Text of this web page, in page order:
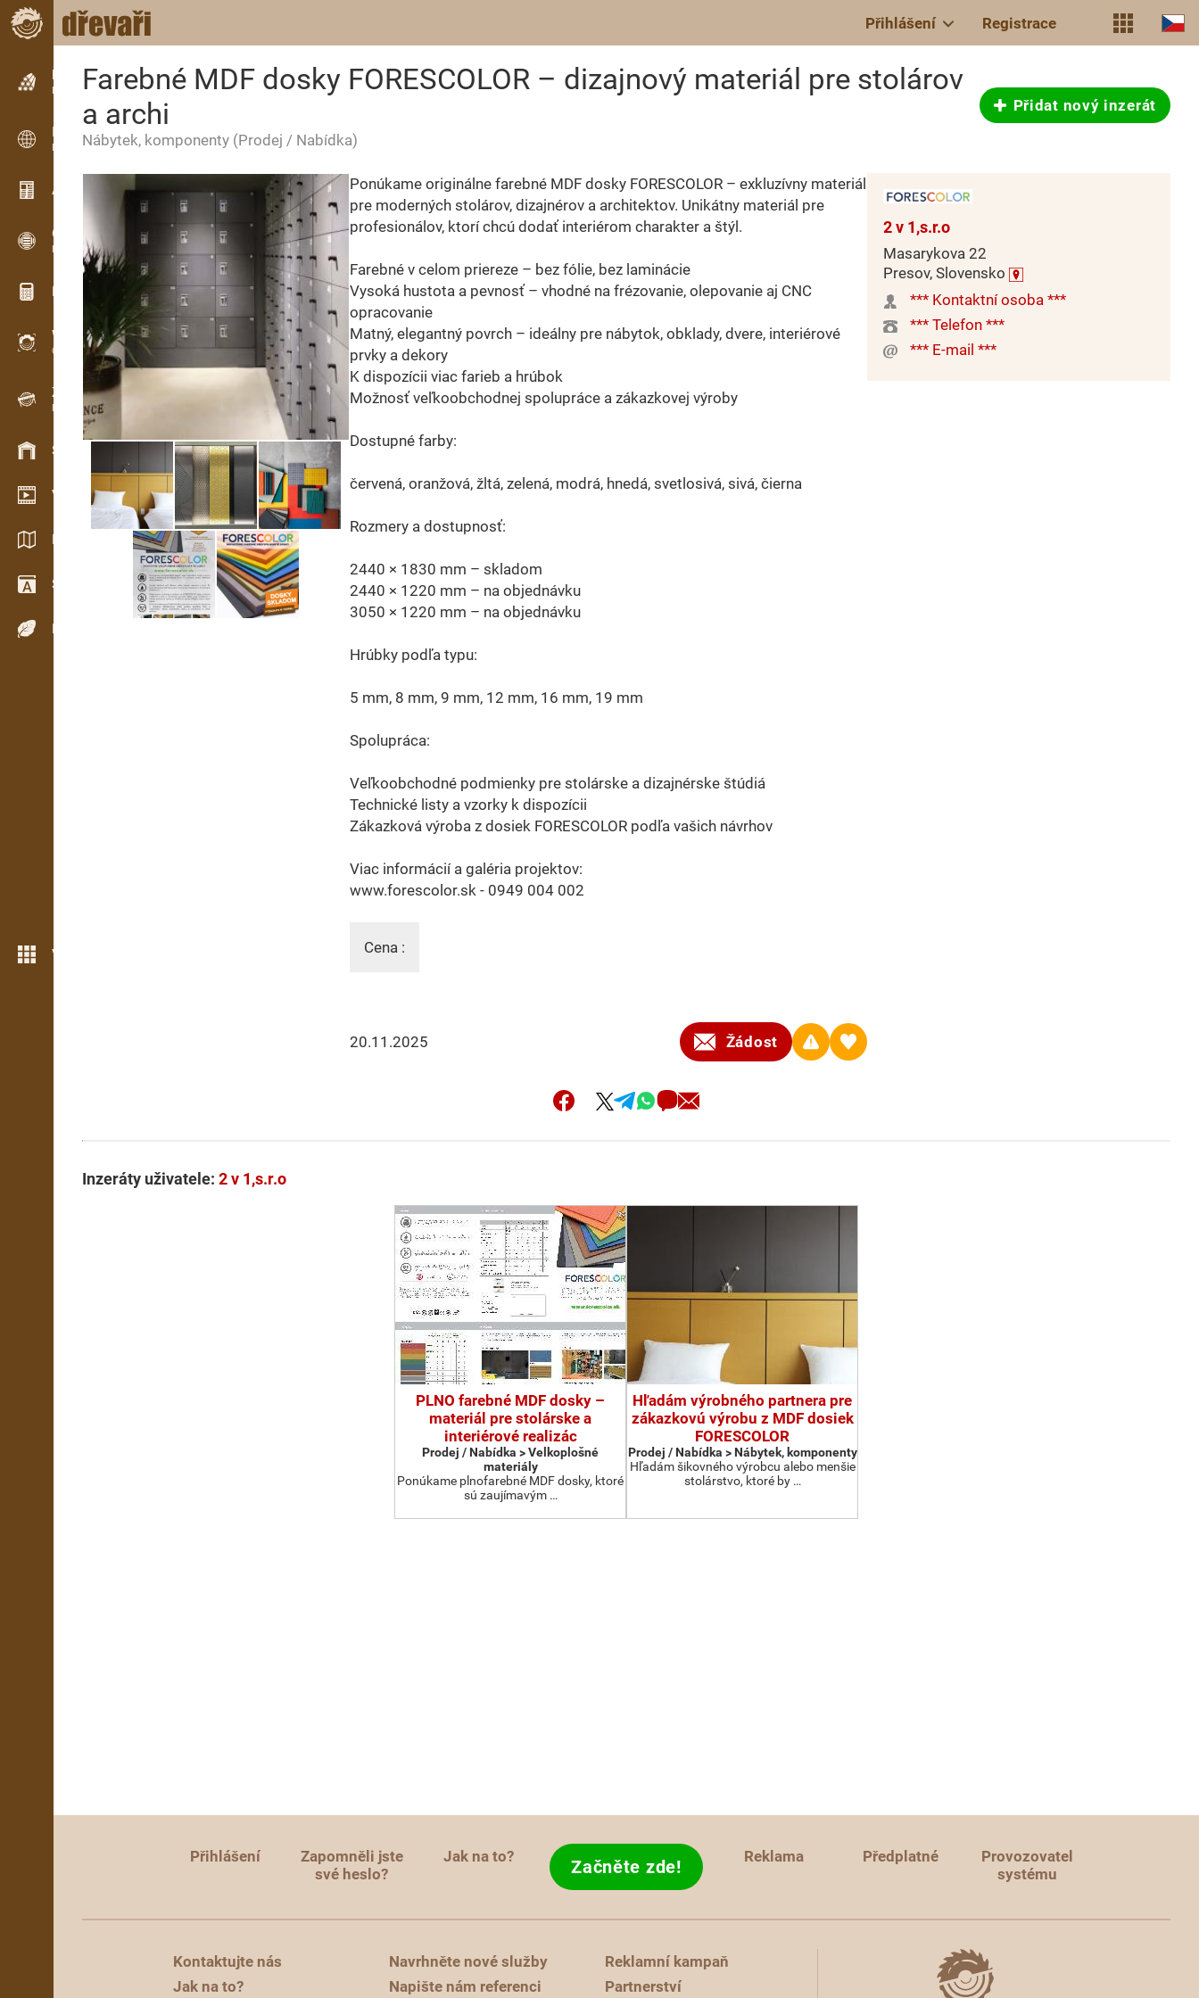
Přihlášení Registrace
Inzerce
Řádková inzerce
Inzerce
Mezinárodní inzerce
Aktuality / Články
OPTI-TIMB
Pořezová schémata
Dřevařské kalkulačky
WoodProfi
Objem dřeva s AI
Záznamník
Evidence dřeva v terénu
Skladové hospodářství
Video showroom
Katalogy / Brožury
Slovník
Dřeviny
Více možností
Farebné MDF dosky FORESCOLOR – dizajnový materiál pre stolárov
a archi
Nábytek, komponenty (Prodej / Nabídka)
Přidat nový inzerát
Ponúkame originálne farebné MDF dosky FORESCOLOR – exkluzívny materiál
pre moderných stolárov, dizajnérov a architektov. Unikátny materiál pre
profesionálov, ktorí chcú dodať interiérom charakter a štýl.
Farebné v celom priereze – bez fólie, bez laminácie
Vysoká hustota a pevnosť – vhodné na frézovanie, olepovanie aj CNC
opracovanie
Matný, elegantný povrch – ideálny pre nábytok, obklady, dvere, interiérové
prvky a dekory
K dispozícii viac farieb a hrúbok
Možnosť veľkoobchodnej spolupráce a zákazkovej výroby
Dostupné farby:
červená, oranžová, žltá, zelená, modrá, hnedá, svetlosivá, sivá, čierna
Rozmery a dostupnosť:
2440 × 1830 mm – skladom
2440 × 1220 mm – na objednávku
3050 × 1220 mm – na objednávku
Hrúbky podľa typu:
5 mm, 8 mm, 9 mm, 12 mm, 16 mm, 19 mm
Spolupráca:
Veľkoobchodné podmienky pre stolárske a dizajnérske štúdiá
Technické listy a vzorky k dispozícii
Zákazková výroba z dosiek FORESCOLOR podľa vašich návrhov
Viac informácií a galéria projektov:
www.forescolor.sk - 0949 004 002
Cena :
20.11.2025 Žádost
2 v 1,s.r.o
Masarykova 22
Presov, Slovensko
*** Kontaktní osoba ***
*** Telefon ***
*** E-mail ***
Inzeráty uživatele: 2 v 1,s.r.o
PLNO farebné MDF dosky –
materiál pre stolárske a
interiérové realizác
Prodej / Nabídka > Velkoplošné
materiály
Ponúkame plnofarebné MDF dosky, ktoré
sú zaujímavým …
Hľadám výrobného partnera pre
zákazkovú výrobu z MDF dosiek
FORESCOLOR
Prodej / Nabídka > Nábytek, komponenty
Hľadám šikovného výrobcu alebo menšie
stolárstvo, ktoré by …
Přihlášení
Zapomněli jste
své heslo?
Jak na to? Začněte zde! Reklama Předplatné
Provozovatel
systému
Kontaktujte nás
Jak na to?
Navrhněte nové služby
Napište nám referenci
Reklamní kampaň
Partnerství